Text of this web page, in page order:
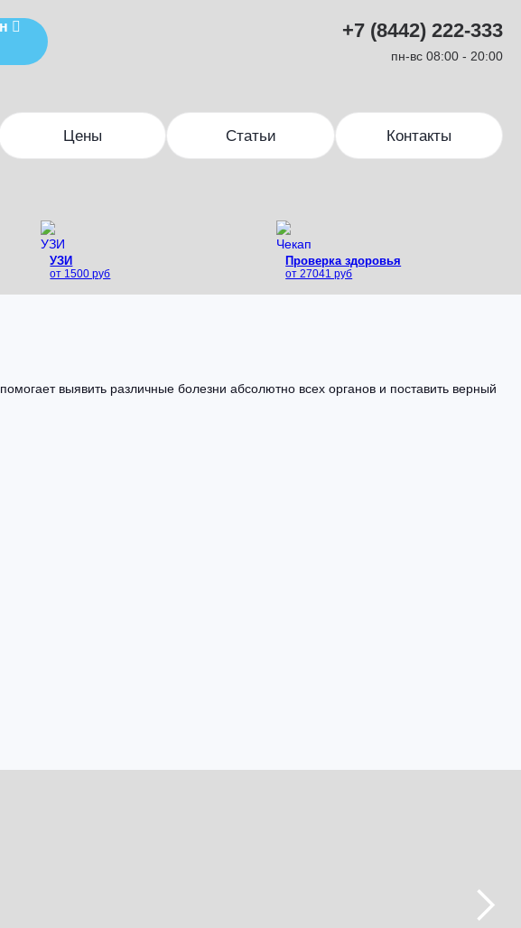
 +7 (8442) 222-333
пн-вс 08:00 - 20:00
Цены Статьи Контакты
УЗИ
от 1500 руб
Проверка здоровья
от 27041 руб
выявить различные болезни абсолютно всех органов и поставить верный